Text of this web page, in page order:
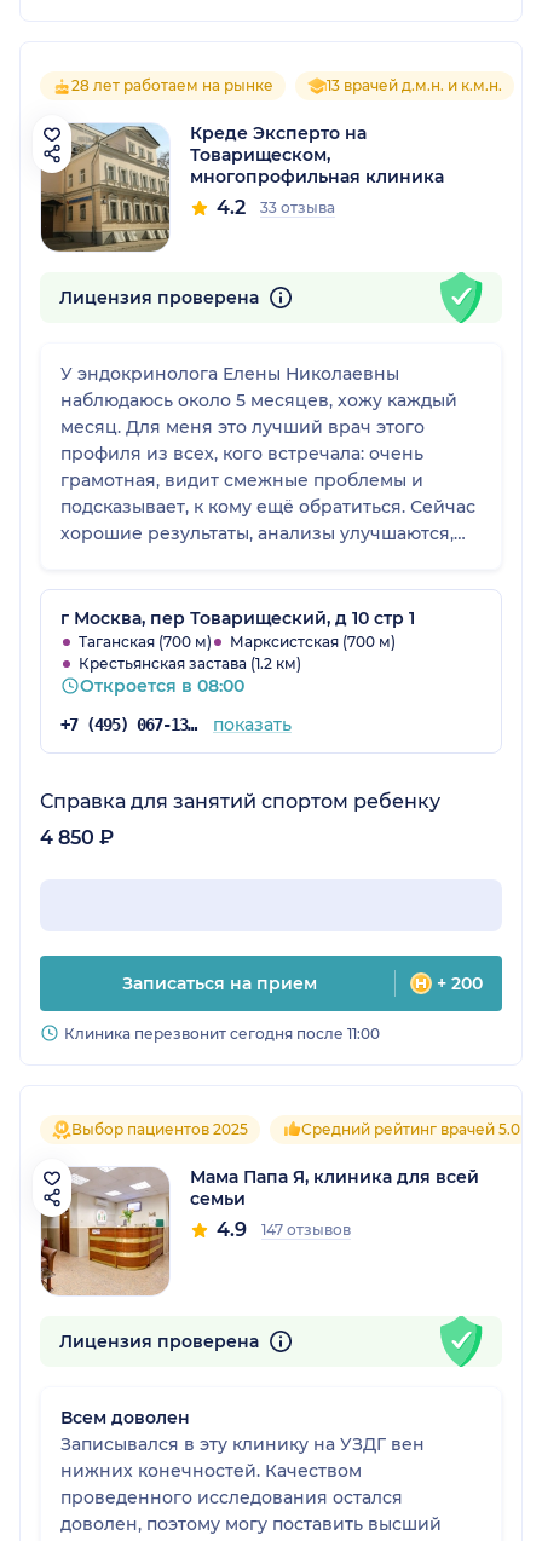
28 лет работаем на рынке 13 врачей д.м.н. и к.м.н.
Креде Эксперто на
Товарищеском,
многопрофильная клиника
4.2 33 отзыва
Лицензия проверена
У эндокринолога Елены Николаевны
наблюдаюсь около 5 месяцев, хожу каждый
месяц. Для меня это лучший врач этого
профиля из всех, кого встречала: очень
грамотная, видит смежные проблемы и
подсказывает, к кому ещё обратиться. Сейчас
хорошие результаты, анализы улучшаются,
и подготовкой к беременности.
г Москва, пер Товарищеский, д 10 стр 1
Таганская (700 м)
Марксистская (700 м)
Крестьянская застава (1.2 км)
Откроется в 08:00
+7 (495) 067-13-82 показать
Справка для занятий спортом ребенку
4 850 ₽
Записаться на прием + 200
Клиника перезвонит сегодня после 11:00
Выбор пациентов 2025 Средний рейтинг врачей 5.0
Мама Папа Я, клиника для всей
семьи
4.9 147 отзывов
Лицензия проверена
Всем доволен
Записывался в эту клинику на УЗДГ вен
нижних конечностей. Качеством
проведенного исследования остался
доволен, поэтому могу поставить высший